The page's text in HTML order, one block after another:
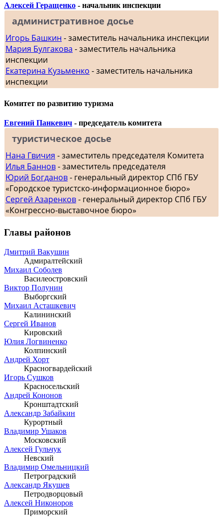
Алексей Геращенко - начальник инспекции
административное досье
Игорь Башкин - заместитель начальника инспекции
Мария Булгакова - заместитель начальника
инспекции
Екатерина Кузьменко - заместитель начальника
инспекции
Комитет по развитию туризма
Евгений Панкевич - председатель комитета
туристическое досье
Нана Гвичия - заместитель председателя Комитета
Илья Баннов- заместитель председателя
Юрий Богданов- генеральный директор СПб ГБУ
«Городское туристско-информационное бюро»
Сергей Азаренков- генеральный директор СПб ГБУ
«Конгрессно-выставочное бюро»
Главы районов
Дмитрий Вакушин
Адмиралтейский
Михаил Соболев
Василеостровский
Виктор Полунин
Выборгский
Михаил Асташкевич
Калининский
Сергей Иванов
Кировский
Юлия Логвиненко
Колпинский
Андрей Хорт
Красногвардейский
Игорь Сушков
Красносельский
Андрей Кононов
Кронштадтский
Александр Забайкин
Курортный
Владимир Ушаков
Московский
Алексей Гульчук
Невский
Владимир Омельницкий
Петроградский
Александр Якушев
Петродворцовый
Алексей Никоноров
Приморский